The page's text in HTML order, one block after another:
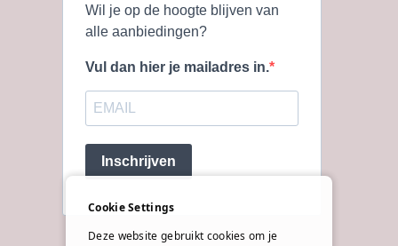
Wil je op de hoogte blijven van
alle aanbiedingen?
Vul dan hier je mailadres in.
Inschrijven
Cookie Settings
Deze website gebruikt cookies om je